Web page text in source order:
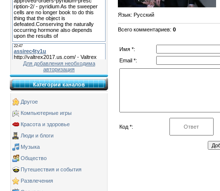
Для добавления необходима
авторизация
Категории каналов
Другое
Компьютерные игры
Красота и здоровье
Люди и блоги
Музыка
Общество
Путешествия и события
Развлечения
Язык: Русский
Всего комментариев: 0
Имя *:
Email *:
Код *: